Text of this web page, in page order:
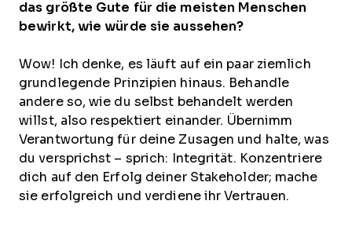
das größte Gute für die meisten Menschen
bewirkt, wie würde sie aussehen?
Wow! Ich denke, es läuft auf ein paar ziemlich
grundlegende Prinzipien hinaus. Behandle
andere so, wie du selbst behandelt werden
willst, also respektiert einander. Übernimm
Verantwortung für deine Zusagen und halte, was
du versprichst – sprich: Integrität. Konzentriere
dich auf den Erfolg deiner Stakeholder; mache
sie erfolgreich und verdiene ihr Vertrauen.